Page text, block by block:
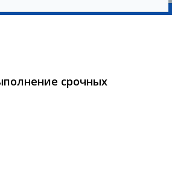
срочных